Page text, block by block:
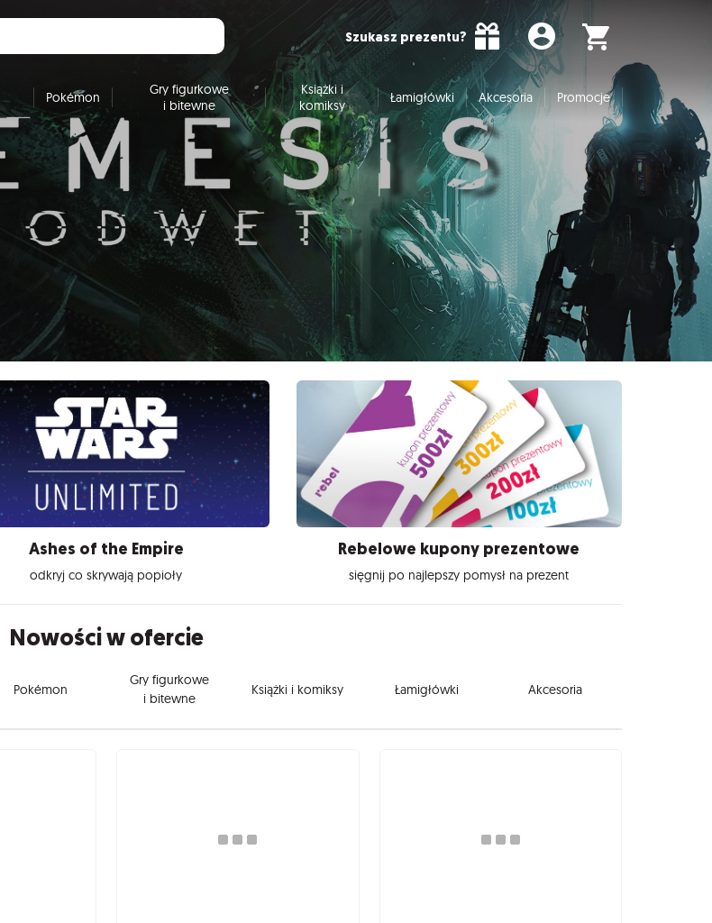
Szukasz prezentu?
Pokémon
Gry figurkowe
i bitewne
Książki i
komiksy
Łamigłówki Akcesoria Promocje
Ashes of the Empire
odkryj co skrywają popioły
Rebelowe kupony prezentowe
sięgnij po najlepszy pomysł na prezent
Nowości w ofercie
Pokémon
Gry figurkowe
i bitewne
Książki i komiksy Łamigłówki Akcesoria